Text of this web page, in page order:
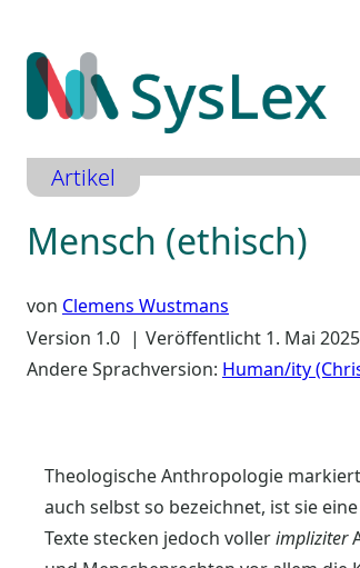
Inhalt
springen
Artikel
Mensch (ethisch)
von Clemens Wustmans
Version 1.0
Veröffentlicht 1. Mai 2025
Andere Sprachversion: Human/ity
Theologische Anthropologie
auch selbst so bezeichnet, ist sie
Texte stecken jedoch vollerimpliziter